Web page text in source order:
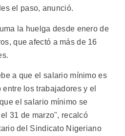
el paso, anunció.
la huelga desde enero de
que afectó a más de 16
a que el salario mínimo es
los trabajadores y el
el salario mínimo se
31 de marzo", recalcó
del Sindicato Nigeriano